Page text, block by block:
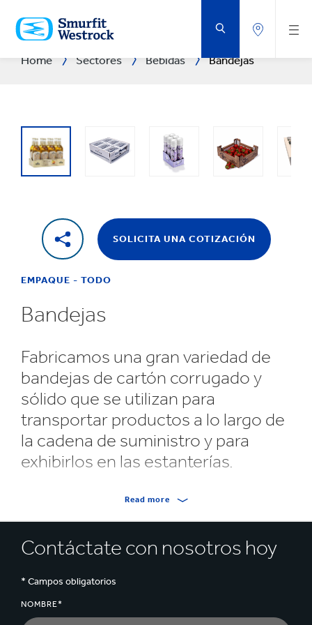
AL
CONTENIDO
PRINCIPAL
Home Sectores Bebidas Bandejas
SOLICITA UNA COTIZACIÓN
EMPAQUE - TODO
Bandejas
Fabricamos una gran variedad de
bandejas de cartón corrugado y
sólido que se utilizan para
transportar productos a lo largo de
la cadena de suministro y para
exhibirlos en las estanterías.
Las bandejas se diseñan a la medida de tus
automatizadas.
manipularlos de forma más eficiente, y ofrecen
excelentes oportunidades para destacar la marca.
Read more
Contáctate con nosotros hoy
* Campos obligatorios
NOMBRE*